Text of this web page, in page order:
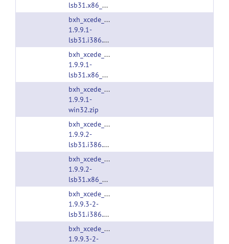
lsb31.x86_64.tgz
bxh_xcede_tools-
1.9.9.1-
lsb31.i386.tgz
bxh_xcede_tools-
1.9.9.1-
lsb31.x86_64.tgz
bxh_xcede_tools-
1.9.9.1-
win32.zip
bxh_xcede_tools-
1.9.9.2-
lsb31.i386.tgz
bxh_xcede_tools-
1.9.9.2-
lsb31.x86_64.tgz
bxh_xcede_tools-
1.9.9.3-2-
lsb31.i386.tgz
bxh_xcede_tools-
1.9.9.3-2-